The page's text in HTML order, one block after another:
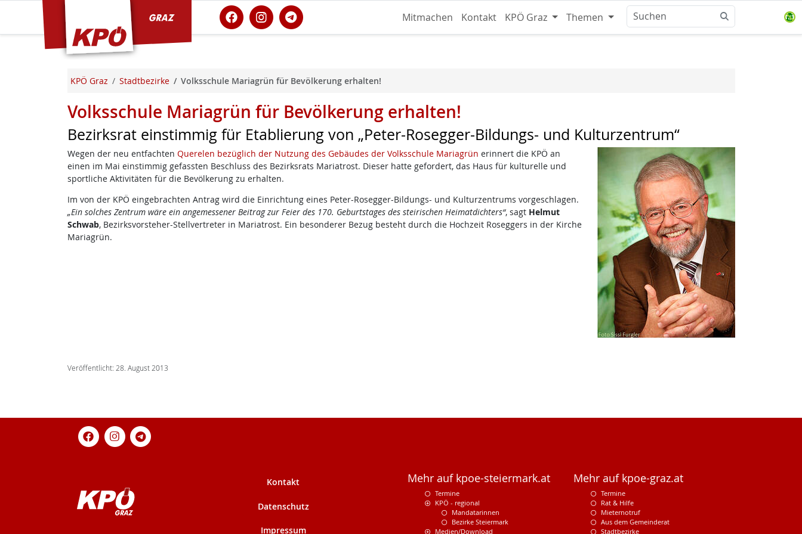
Mitmachen Kontakt KPÖ Graz Themen
KPÖ Graz Stadtbezirke Volksschule Mariagrün für Bevölkerung erhalten!
Volksschule Mariagrün für Bevölkerung erhalten!
Bezirksrat einstimmig für Etablierung von „Peter-Rosegger-Bildungs- und Kulturzentrum“
Wegen der neu entfachten Querelen bezüglich der Nutzung des Gebäudes der Volksschule Mariagrün erinnert die KPÖ an
einen im Mai einstimmig gefassten Beschluss des Bezirksrats Mariatrost. Dieser hatte gefordert, das Haus für kulturelle und
sportliche Aktivitäten für die Bevölkerung zu erhalten.
Im von der KPÖ eingebrachten Antrag wird die Einrichtung eines Peter-Rosegger-Bildungs- und Kulturzentrums vorgeschlagen.
„Ein solches Zentrum wäre ein angemessener Beitrag zur Feier des 170. Geburtstages des steirischen Heimatdichters“, sagt Helmut
Schwab, Bezirksvorsteher-Stellvertreter in Mariatrost. Ein besonderer Bezug besteht durch die Hochzeit Roseggers in der Kirche
Mariagrün.
Veröffentlicht: 28. August 2013
Kontakt
Datenschutz
Impressum
Mehr auf kpoe-steiermark.at
Termine
KPÖ - regional
Mandatarinnen
Bezirke Steiermark
Medien/Download
Mehr auf kpoe-graz.at
Termine
Rat & Hilfe
Mieternotruf
Aus dem Gemeinderat
Stadtbezirke